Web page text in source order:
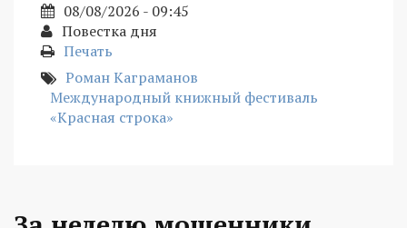
08/08/2026 - 09:45
Повестка дня
Печать
Роман Каграманов
Международный книжный фестиваль
«Красная строка»